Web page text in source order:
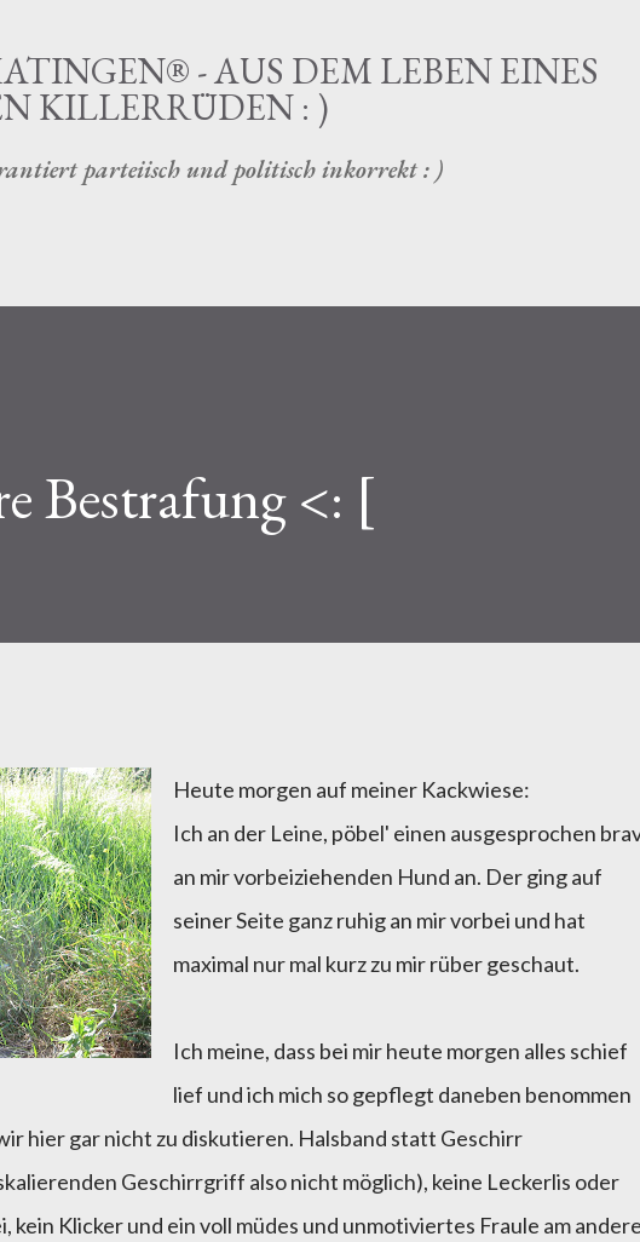
- AUS DEM LEBEN EINES
KILLERRÜDEN : )
parteiisch und politisch inkorrekt : )
Bestrafung <: [
Heute morgen auf meiner Kackwiese:
Ich an der Leine, pöbel' einen ausgesprochen
an mir vorbeiziehenden Hund an. Der ging auf
seiner Seite ganz ruhig an mir vorbei und hat
maximal nur mal kurz zu mir rüber geschaut.
Ich meine, dass bei mir heute morgen alles schief
lief und ich mich so gepflegt daneben benommen
hier gar nicht zu diskutieren. Halsband statt Geschirr
Geschirrgriff also nicht möglich), keine Leckerlis oder
kein Klicker und ein voll müdes und unmotiviertes Fraule am